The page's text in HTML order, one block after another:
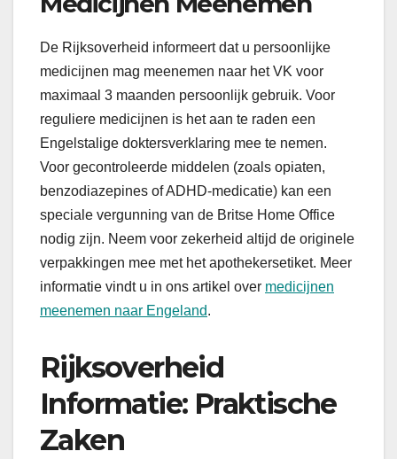
De Rijksoverheid informeert dat u persoonlijke
medicijnen mag meenemen naar het VK voor
maximaal 3 maanden persoonlijk gebruik. Voor
reguliere medicijnen is het aan te raden een
Engelstalige doktersverklaring mee te nemen.
Voor gecontroleerde middelen (zoals opiaten,
benzodiazepines of ADHD-medicatie) kan een
speciale vergunning van de Britse Home Office
nodig zijn. Neem voor zekerheid altijd de originele
verpakkingen mee met het apothekersetiket. Meer
informatie vindt u in ons artikel over medicijnen
meenemen naar Engeland.
Rijksoverheid
Informatie: Praktische
Zaken